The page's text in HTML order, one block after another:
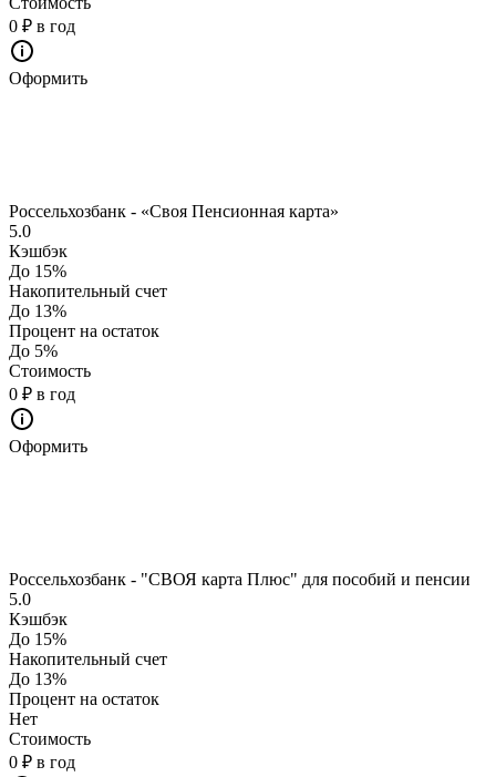
0 ₽ в год
Оформить
Россельхозбанк - «Своя Пенсионная карта»
5.0
Кэшбэк
До 15%
Накопительный счет
До 13%
Процент на остаток
До 5%
Стоимость
0 ₽ в год
Оформить
Россельхозбанк - "СВОЯ карта Плюс" для пособий и пенсии
5.0
Кэшбэк
До 15%
Накопительный счет
До 13%
Процент на остаток
Нет
Стоимость
0 ₽ в год